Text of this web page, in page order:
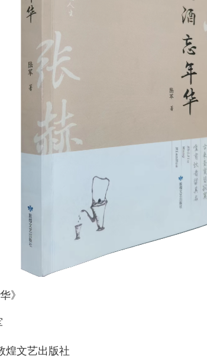
》
煌文艺出版社